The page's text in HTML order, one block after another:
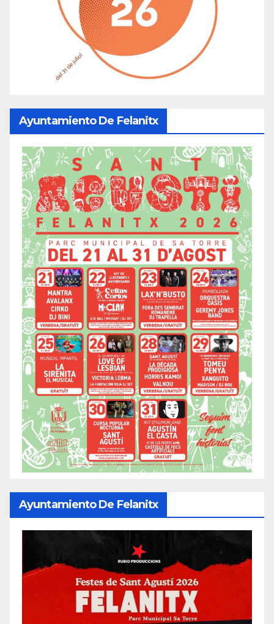
Ayuntamiento De Felanitx
Ayuntamiento De Felanitx